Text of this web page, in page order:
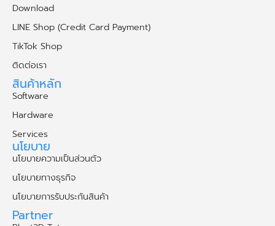
Download
LINE Shop (Credit Card Payment)
TikTok Shop
ติดต่อเรา
สินค้าหลัก
Software
Hardware
Services
นโยบาย
นโยบายความเป็นส่วนตัว
นโยบายทางธุรกิจ
นโยบายการรับประกันสินค้า
Partner